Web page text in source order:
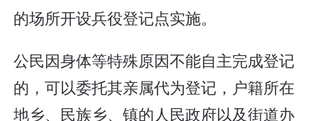
的场所开设兵役登记点实施。
公民因身体等特殊原因不能自主完成登记
的，可以委托其亲属代为登记，户籍所在
地乡、民族乡、镇的人民政府以及街道办